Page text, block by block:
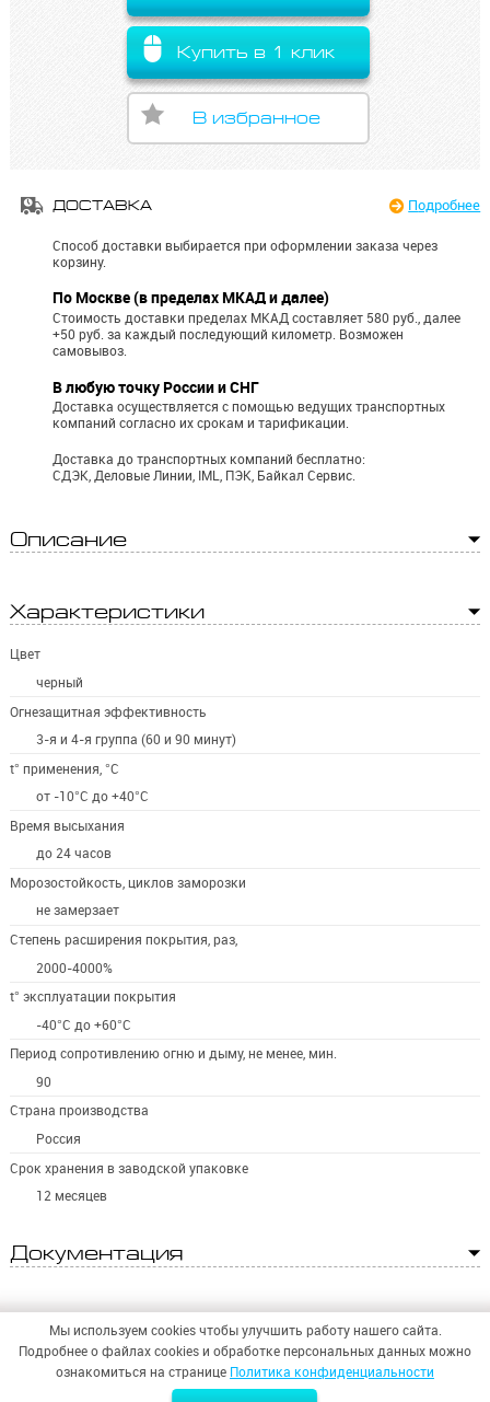
Купить в 1 клик
В избранное
ДОСТАВКА Подробнее
Способ доставки выбирается при оформлении заказа через
корзину.
По Москве (в пределах МКАД и далее)
Стоимость доставки пределах МКАД составляет 580 руб., далее
+50 руб. за каждый последующий километр. Возможен
самовывоз.
В любую точку России и СНГ
Доставка осуществляется с помощью ведущих транспортных
компаний согласно их срокам и тарификации.
Доставка до транспортных компаний бесплатно:
СДЭК, Деловые Линии, IML, ПЭК, Байкал Сервис.
Описание
Характеристики
Цвет
черный
Огнезащитная эффективность
3-я и 4-я группа (60 и 90 минут)
t° применения, °C
от -10°С до +40°С
Время высыхания
до 24 часов
Морозостойкость, циклов заморозки
не замерзает
Степень расширения покрытия, раз,
2000-4000%
t° эксплуатации покрытия
-40°С до +60°С
Период сопротивлению огню и дыму, не менее, мин.
90
Страна производства
Россия
Срок хранения в заводской упаковке
12 месяцев
Документация
ООО «СИНТЕЗ БЕЗОПАСНОСТИ»
Мы используем cookies чтобы улучшить работу нашего сайта.
Подробнее о файлах cookies и обработке персональных данных можно
ознакомиться на странице Политика конфиденциальности